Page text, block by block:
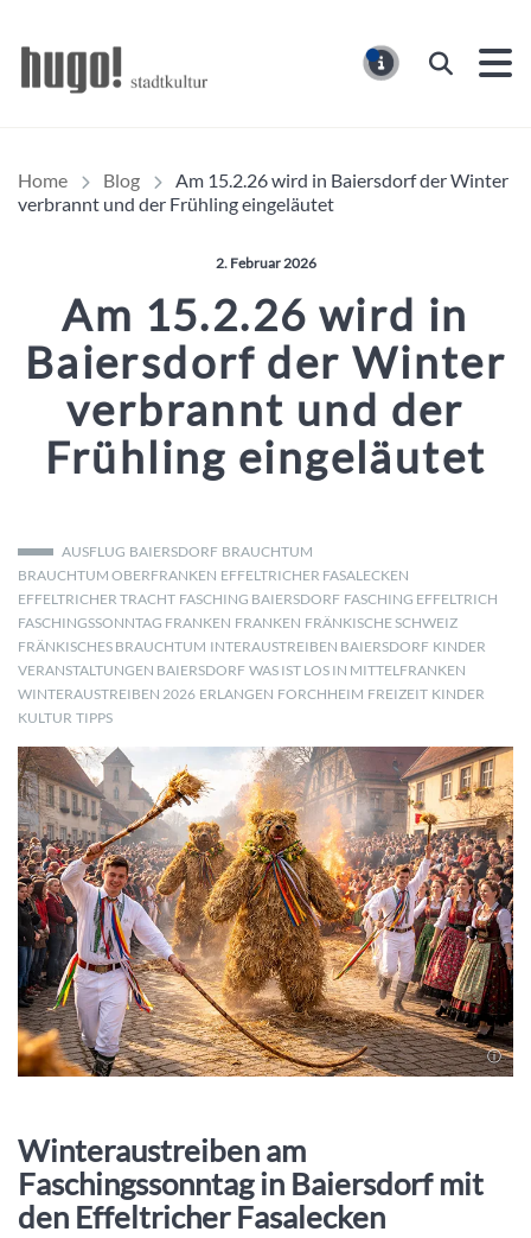
Suchen
Home Blog
Am 15.2.26 wird in Baiersdorf der Winter
verbrannt und der Frühling eingeläutet
Veröffentlicht am:
2. Februar 2026
Am 15.2.26 wird in
Baiersdorf der Winter
verbrannt und der
Frühling eingeläutet
AUSFLUG BAIERSDORF BRAUCHTUM
BRAUCHTUM OBERFRANKEN EFFELTRICHER FASALECKEN
EFFELTRICHER TRACHT FASCHING BAIERSDORF FASCHING EFFELTRICH
FASCHINGSSONNTAG FRANKEN FRANKEN FRÄNKISCHE SCHWEIZ
FRÄNKISCHES BRAUCHTUM INTERAUSTREIBEN BAIERSDORF KINDER
VERANSTALTUNGEN BAIERSDORF WAS IST LOS IN MITTELFRANKEN
WINTERAUSTREIBEN 2026 ERLANGEN FORCHHEIM FREIZEIT KINDER
KULTUR TIPPS
Winteraustreiben am
Faschingssonntag in Baiersdorf mit
den Effeltricher Fasalecken